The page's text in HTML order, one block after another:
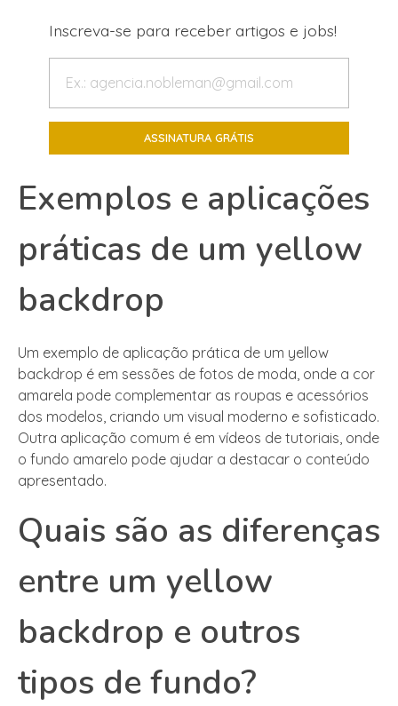
Inscreva-se para receber artigos e jobs!
Exemplos e aplicações
práticas de um yellow
backdrop
Um exemplo de aplicação prática de um yellow
backdrop é em sessões de fotos de moda, onde a cor
amarela pode complementar as roupas e acessórios
dos modelos, criando um visual moderno e sofisticado.
Outra aplicação comum é em vídeos de tutoriais, onde
o fundo amarelo pode ajudar a destacar o conteúdo
apresentado.
Quais são as diferenças
entre um yellow
backdrop e outros
tipos de fundo?